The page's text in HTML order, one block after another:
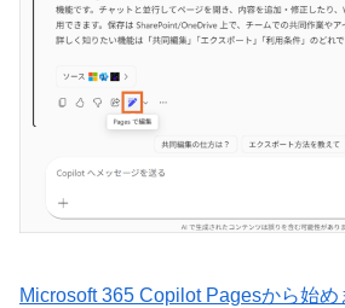
Microsoft 365 Copilot Pagesから始